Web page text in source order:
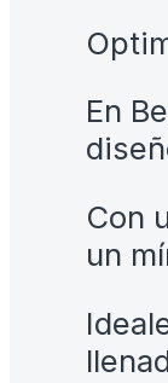
En
Con
un